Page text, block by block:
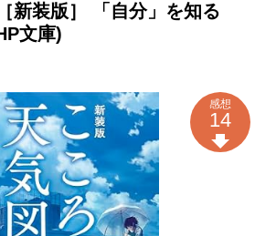
新装版］ 「自分」を知る
文庫)
感想
14